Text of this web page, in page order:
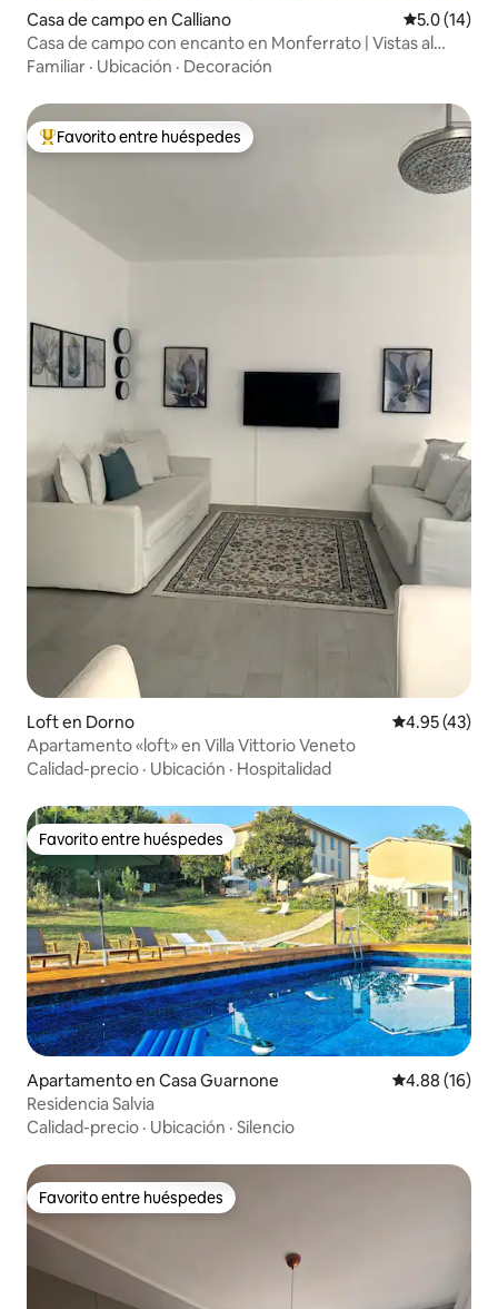
Casa de campo en Calliano Calificación
5.0 (14)
Casa de campo con encanto en Monferrato | Vistas al
atardecer y vino
Familiar · Ubicación · Decoración
Favorito entre huéspedes preferido
Favorito entre huéspedes
Loft en Dorno Calificación
4.95 (43)
Apartamento «loft» en Villa Vittorio Veneto
Calidad-precio · Ubicación · Hospitalidad
Favorito entre huéspedes
Favorito entre huéspedes
Apartamento en Casa Guarnone Calificación
4.88 (16)
Residencia Salvia
Calidad-precio · Ubicación · Silencio
Favorito entre huéspedes
Favorito entre huéspedes